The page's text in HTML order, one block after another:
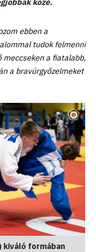
közé.
ebben a
tudok felmenni
meccseken a fiatalabb,
a bravúrgyőzelmeket
kiváló formában